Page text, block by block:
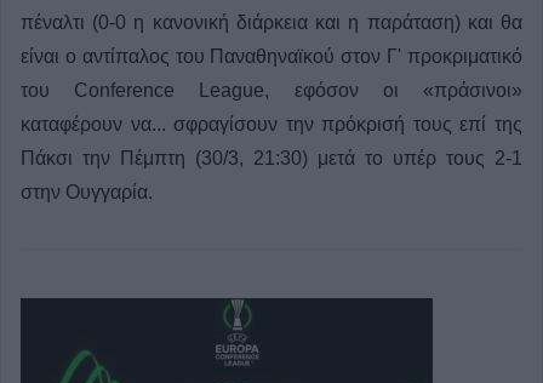
πέναλτι (0-0 η κανονική διάρκεια και η παράταση) και θα
είναι ο αντίπαλος του Παναθηναϊκού στον Γ' προκριματικό
του Conference League, εφόσον οι «πράσινοι»
καταφέρουν να... σφραγίσουν την πρόκρισή τους επί της
Πάκσι την Πέμπτη (30/3, 21:30) μετά το υπέρ τους 2-1
στην Ουγγαρία.